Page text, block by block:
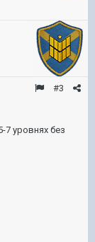
#3
7 уровнях без